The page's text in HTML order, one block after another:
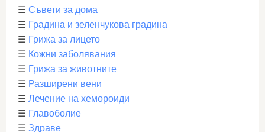
☰ Съвети за дома
☰ Градина и зеленчукова градина
☰ Грижа за лицето
☰ Кожни заболявания
☰ Грижа за животните
☰ Разширени вени
☰ Лечение на хемороиди
☰ Главоболие
☰ Здраве